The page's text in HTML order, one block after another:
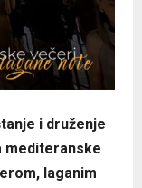
i druženje
mediteranske
laganim